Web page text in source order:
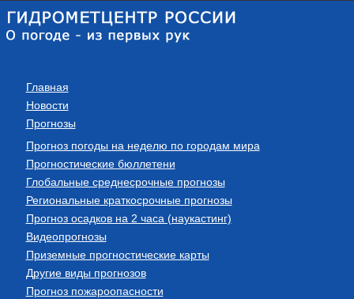
Главная
Новости
Прогнозы
Прогноз погоды на неделю по городам мира
Прогностические бюллетени
Глобальные среднесрочные прогнозы
Региональные краткосрочные прогнозы
Прогноз осадков на 2 часа (наукастинг)
Видеопрогнозы
Приземные прогностические карты
Другие виды прогнозов
Прогноз пожароопасности